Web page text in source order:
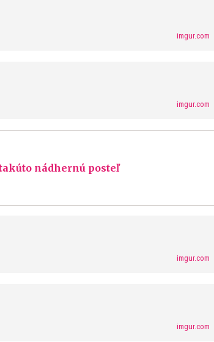
imgur.com
imgur.com
nádhernú posteľ
imgur.com
imgur.com